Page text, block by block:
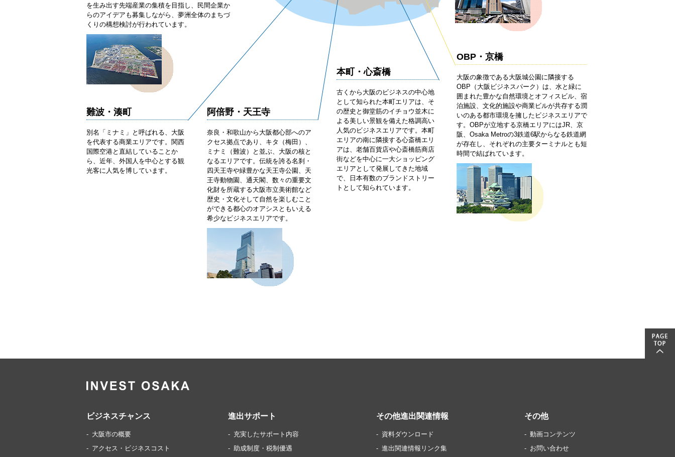
難波・湊町
別名「ミナミ」と呼ばれる、大阪
を代表する商業エリアです。関西
国際空港と直結していることか
ら、近年、外国人を中心とする観
光客に人気を博しています。
OBP・京橋
大阪の象徴である大阪城公園に隣接する
OBP（大阪ビジネスパーク）は、水と緑に
囲まれた豊かな自然環境とオフィスビル、宿
泊施設、文化的施設や商業ビルが共存する潤
いのある都市環境を擁したビジネスエリアで
す。OBPが立地する京橋エリアにはJR、京
阪、Osaka Metroの3鉄道6駅からなる鉄道網
が存在し、それぞれの主要ターミナルとも短
時間で結ばれています。
阿倍野・天王寺
奈良・和歌山から大阪都心部へのア
クセス拠点であり、キタ（梅田）、
ミナミ（難波）と並ぶ、大阪の核と
なるエリアです。伝統を誇る名刹・
四天王寺や緑豊かな天王寺公園、天
王寺動物園、通天閣、数々の重要文
化財を所蔵する大阪市立美術館など
歴史・文化そして自然を楽しむこと
ができる都心のオアシスともいえる
希少なビジネスエリアです。
本町・心斎橋
古くから大阪のビジネスの中心地
として知られた本町エリアは、そ
の歴史と御堂筋のイチョウ並木に
よる美しい景観を備えた格調高い
人気のビジネスエリアです。本町
エリアの南に隣接する心斎橋エリ
アは、老舗百貨店や心斎橋筋商店
街などを中心に一大ショッピング
エリアとして発展してきた地域
で、日本有数のブランドストリー
トとして知られています。
を生み出す先端産業の集積を目指し、民間企業か
らのアイデアも募集しながら、夢洲全体のまちづ
くりの構想検討が行われています。
ビジネスチャンス
大阪市の概要
アクセス・ビジネスコスト
進出サポート
充実したサポート内容
助成制度・税制優遇
その他進出関連情報
資料ダウンロード
進出関連情報リンク集
その他
動画コンテンツ
お問い合わせ